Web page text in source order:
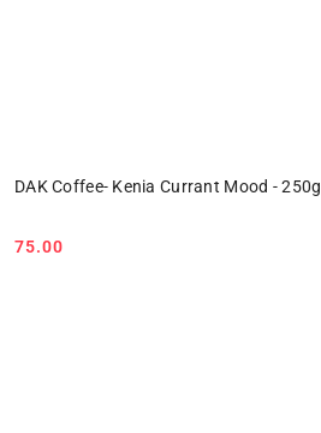
DAK Coffee- Kenia Currant Mood - 250g
Cena:
75.00